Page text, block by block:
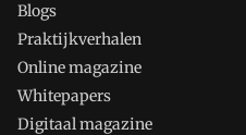
Blogs
Praktijkverhalen
Online magazine
Whitepapers
Digitaal magazine